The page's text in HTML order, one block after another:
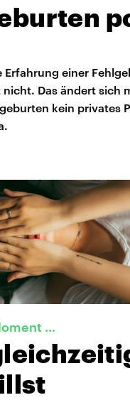
Erfahrung einer
Das ändert sich
kein privates
…